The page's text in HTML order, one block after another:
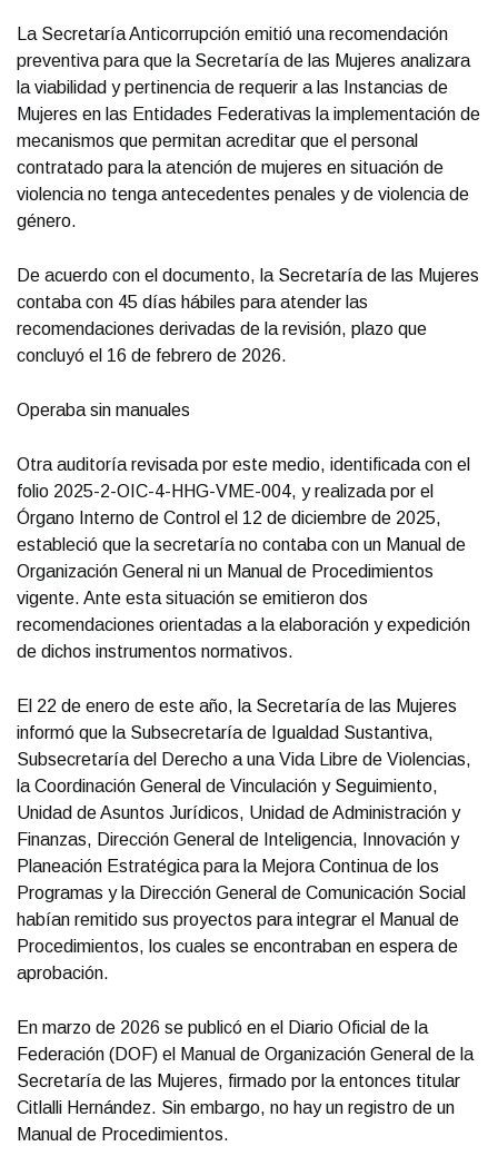
La Secretaría Anticorrupción emitió una recomendación
preventiva para que la Secretaría de las Mujeres analizara
la viabilidad y pertinencia de requerir a las Instancias de
Mujeres en las Entidades Federativas la implementación de
mecanismos que permitan acreditar que el personal
contratado para la atención de mujeres en situación de
violencia no tenga antecedentes penales y de violencia de
género.
De acuerdo con el documento, la Secretaría de las Mujeres
contaba con 45 días hábiles para atender las
recomendaciones derivadas de la revisión, plazo que
concluyó el 16 de febrero de 2026.
Operaba sin manuales
Otra auditoría revisada por este medio, identificada con el
folio 2025-2-OIC-4-HHG-VME-004, y realizada por el
Órgano Interno de Control el 12 de diciembre de 2025,
estableció que la secretaría no contaba con un Manual de
Organización General ni un Manual de Procedimientos
vigente. Ante esta situación se emitieron dos
recomendaciones orientadas a la elaboración y expedición
de dichos instrumentos normativos.
El 22 de enero de este año, la Secretaría de las Mujeres
informó que la Subsecretaría de Igualdad Sustantiva,
Subsecretaría del Derecho a una Vida Libre de Violencias,
la Coordinación General de Vinculación y Seguimiento,
Unidad de Asuntos Jurídicos, Unidad de Administración y
Finanzas, Dirección General de Inteligencia, Innovación y
Planeación Estratégica para la Mejora Continua de los
Programas y la Dirección General de Comunicación Social
habían remitido sus proyectos para integrar el Manual de
Procedimientos, los cuales se encontraban en espera de
aprobación.
En marzo de 2026 se publicó en el Diario Oficial de la
Federación (DOF) el Manual de Organización General de la
Secretaría de las Mujeres, firmado por la entonces titular
Citlalli Hernández. Sin embargo, no hay un registro de un
Manual de Procedimientos.